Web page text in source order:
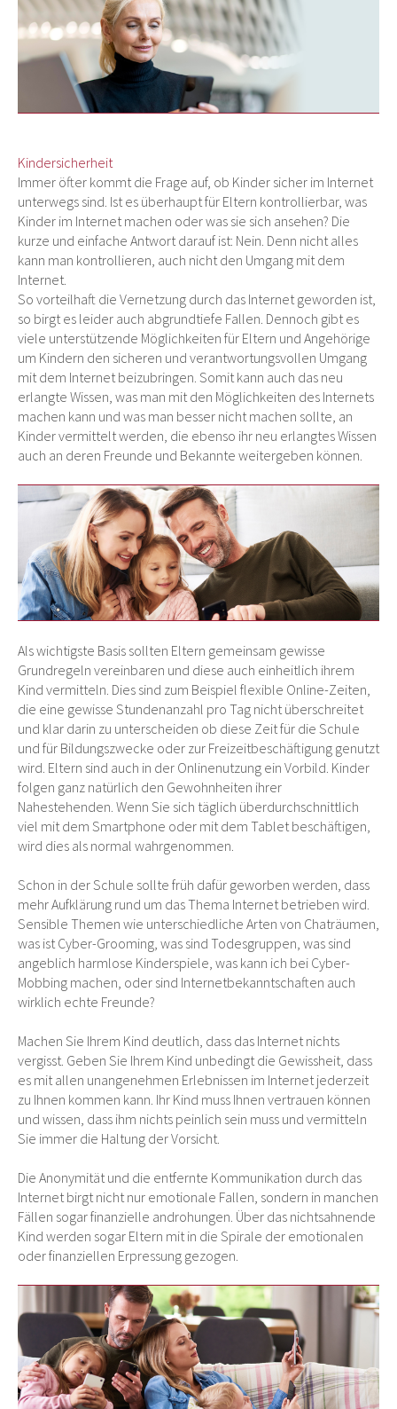
Kindersicherheit
Immer öfter kommt die Frage auf, ob Kinder sicher im Internet
unterwegs sind. Ist es überhaupt für Eltern kontrollierbar, was
Kinder im Internet machen oder was sie sich ansehen? Die
kurze und einfache Antwort darauf ist: Nein. Denn nicht alles
kann man kontrollieren, auch nicht den Umgang mit dem
Internet.
So vorteilhaft die Vernetzung durch das Internet geworden ist,
so birgt es leider auch abgrundtiefe Fallen. Dennoch gibt es
viele unterstützende Möglichkeiten für Eltern und Angehörige
um Kindern den sicheren und verantwortungsvollen Umgang
mit dem Internet beizubringen. Somit kann auch das neu
erlangte Wissen, was man mit den Möglichkeiten des Internets
machen kann und was man besser nicht machen sollte, an
Kinder vermittelt werden, die ebenso ihr neu erlangtes Wissen
auch an deren Freunde und Bekannte weitergeben können.
Als wichtigste Basis sollten Eltern gemeinsam gewisse
Grundregeln vereinbaren und diese auch einheitlich ihrem
Kind vermitteln. Dies sind zum Beispiel flexible Online-Zeiten,
die eine gewisse Stundenanzahl pro Tag nicht überschreitet
und klar darin zu unterscheiden ob diese Zeit für die Schule
und für Bildungszwecke oder zur Freizeitbeschäftigung genutzt
wird. Eltern sind auch in der Onlinenutzung ein Vorbild. Kinder
folgen ganz natürlich den Gewohnheiten ihrer
Nahestehenden. Wenn Sie sich täglich überdurchschnittlich
viel mit dem Smartphone oder mit dem Tablet beschäftigen,
wird dies als normal wahrgenommen.
Schon in der Schule sollte früh dafür geworben werden, dass
mehr Aufklärung rund um das Thema Internet betrieben wird.
Sensible Themen wie unterschiedliche Arten von Chaträumen,
was ist Cyber-Grooming, was sind Todesgruppen, was sind
angeblich harmlose Kinderspiele, was kann ich bei Cyber-
Mobbing machen, oder sind Internetbekanntschaften auch
wirklich echte Freunde?
Machen Sie Ihrem Kind deutlich, dass das Internet nichts
vergisst. Geben Sie Ihrem Kind unbedingt die Gewissheit, dass
es mit allen unangenehmen Erlebnissen im Internet jederzeit
zu Ihnen kommen kann. Ihr Kind muss Ihnen vertrauen können
und wissen, dass ihm nichts peinlich sein muss und vermitteln
Sie immer die Haltung der Vorsicht.
Die Anonymität und die entfernte Kommunikation durch das
Internet birgt nicht nur emotionale Fallen, sondern in manchen
Fällen sogar finanzielle androhungen. Über das nichtsahnende
Kind werden sogar Eltern mit in die Spirale der emotionalen
oder finanziellen Erpressung gezogen.